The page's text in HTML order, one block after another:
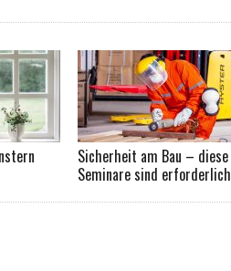
Sicherheit am Bau – diese
Seminare sind erforderlich